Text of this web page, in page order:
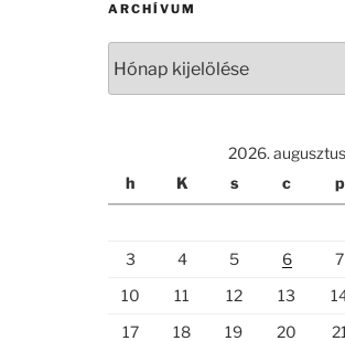
ARCHÍVUM
2026. augusztus
h
K s c p
3
4 5 6 7
10
11 12 13
17
18 19 20 21